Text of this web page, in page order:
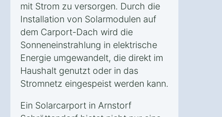
mit Strom zu versorgen. Durch die
Installation von Solarmodulen auf
dem Carport-Dach wird die
Sonneneinstrahlung in elektrische
Energie umgewandelt, die direkt im
Haushalt genutzt oder in das
Stromnetz eingespeist werden kann.
Ein Solarcarport in Arnstorf